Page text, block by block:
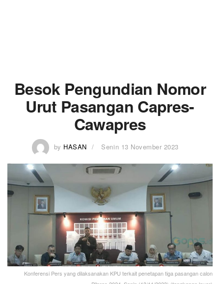
Besok Pengundian Nomor
Urut Pasangan Capres-
Cawapres
by HASAN Senin 13 November 2023
Konferensi Pers yang dilaksanakan KPU terkait penetapan tiga pasangan calon